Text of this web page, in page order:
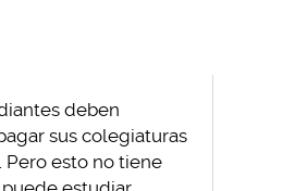
deben
sus colegiaturas
Pero esto no tiene